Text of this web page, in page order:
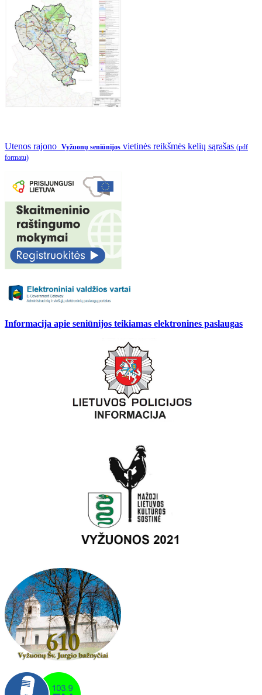
Utenos rajono Vyžuonų seniūnijos vietinės reikšmės kelių sąrašas (pdf
formatu)
Informacija apie seniūnijos teikiamas elektronines paslaugas